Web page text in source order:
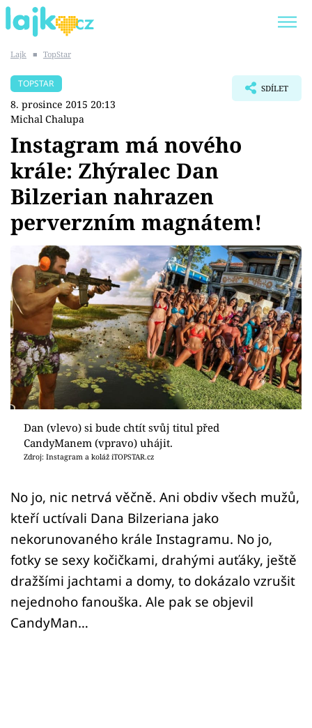
SHOPAHOLICADEL
Témata
Showbyznys
Youtubeři
Virály
Sex a vztahy
Videa
Sledujte prima+
Přihlášení
Lajk ■ TopStar
TOPSTAR
8. prosince 2015 20:13
Michal Chalupa
SDÍLET
Instagram má nového
krále: Zhýralec Dan
Bilzerian nahrazen
perverzním magnátem!
Dan (vlevo) si bude chtít svůj titul před
CandyManem (vpravo) uhájit.
Zdroj: Instagram a koláž iTOPSTAR.cz
No jo, nic netrvá věčně. Ani obdiv všech mužů,
kteří uctívali Dana Bilzeriana jako
nekorunovaného krále Instagramu. No jo,
fotky se sexy kočičkami, drahými auťáky, ještě
dražšími jachtami a domy, to dokázalo vzrušit
nejednoho fanouška. Ale pak se objevil
CandyMan…